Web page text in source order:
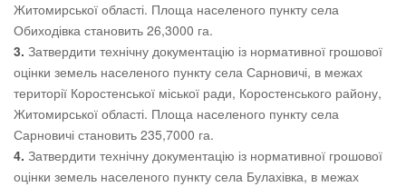
Житомирської області. Площа населеного пункту села
Обиходівка становить 26,3000 га.
3. Затвердити технічну документацію із нормативної грошової
оцінки земель населеного пункту села Сарновичі, в межах
території Коростенської міської ради, Коростенського району,
Житомирської області. Площа населеного пункту села
Сарновичі становить 235,7000 га.
4. Затвердити технічну документацію із нормативної грошової
оцінки земель населеного пункту села Булахівка, в межах